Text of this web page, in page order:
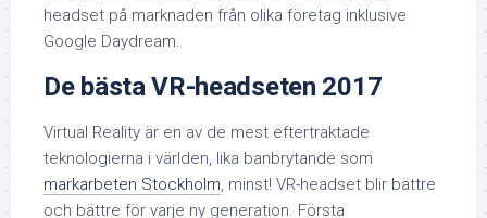
headset på marknaden från olika företag inklusive
Google Daydream.
De bästa VR-headseten 2017
Virtual Reality är en av de mest eftertraktade
teknologierna i världen, lika banbrytande som
markarbeten Stockholm, minst! VR-headset blir bättre
och bättre för varje ny generation. Första